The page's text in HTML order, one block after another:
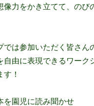
力をかき立てて、のび
では参加いただく皆さ
自由に表現できるワーク
！
を園児に読み聞かせ